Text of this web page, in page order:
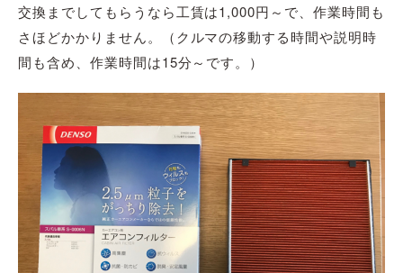
交換までしてもらうなら工賃は1,000円～で、作業時間も
さほどかかりません。（クルマの移動する時間や説明時
間も含め、作業時間は15分～です。）